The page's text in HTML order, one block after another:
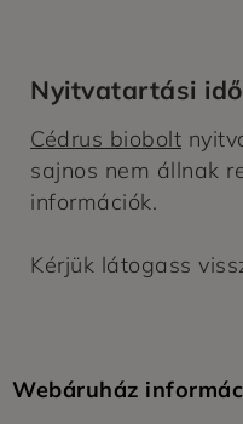
Nyitvatartási idő
Cédrus biobolt
sajnos nem állnak
információk.
Kérjük látogass
Webáruház